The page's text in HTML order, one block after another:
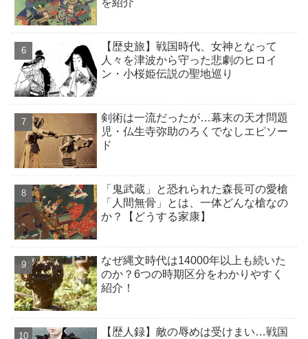
を紹介
【歴史旅】戦国時代、女神となって
人々を津波から守った悲劇のヒロイ
ン・小桜姫伝説の聖地巡り
剣術は一流だったが…幕末の天才問題
児・仏生寺弥助のろくでなしエピソー
ド
「鬼武蔵」と恐れられた森長可の愛槍
「人間無骨」とは、一体どんな槍なの
か？【どうする家康】
なぜ縄文時代は14000年以上も続いた
のか？6つの時期区分をわかりやすく
紹介！
【歴人録】敵の辱めは受けまい…戦国